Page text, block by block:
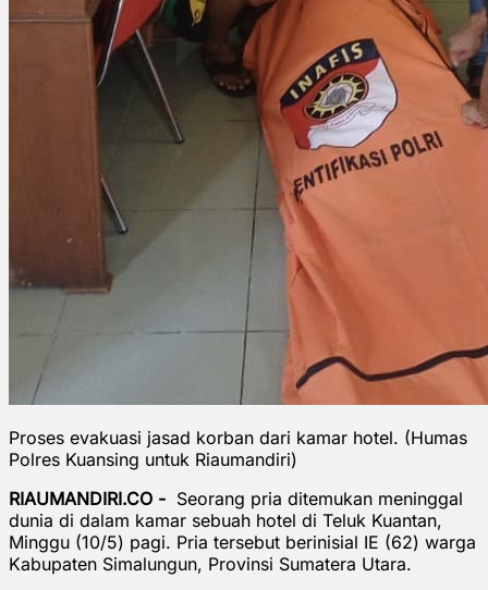
Proses evakuasi jasad korban dari kamar hotel. (Humas
Polres Kuansing untuk Riaumandiri)
RIAUMANDIRI.CO - Seorang pria ditemukan meninggal
dunia di dalam kamar sebuah hotel di Teluk Kuantan,
Minggu (10/5) pagi. Pria tersebut berinisial IE (62) warga
Kabupaten Simalungun, Provinsi Sumatera Utara.